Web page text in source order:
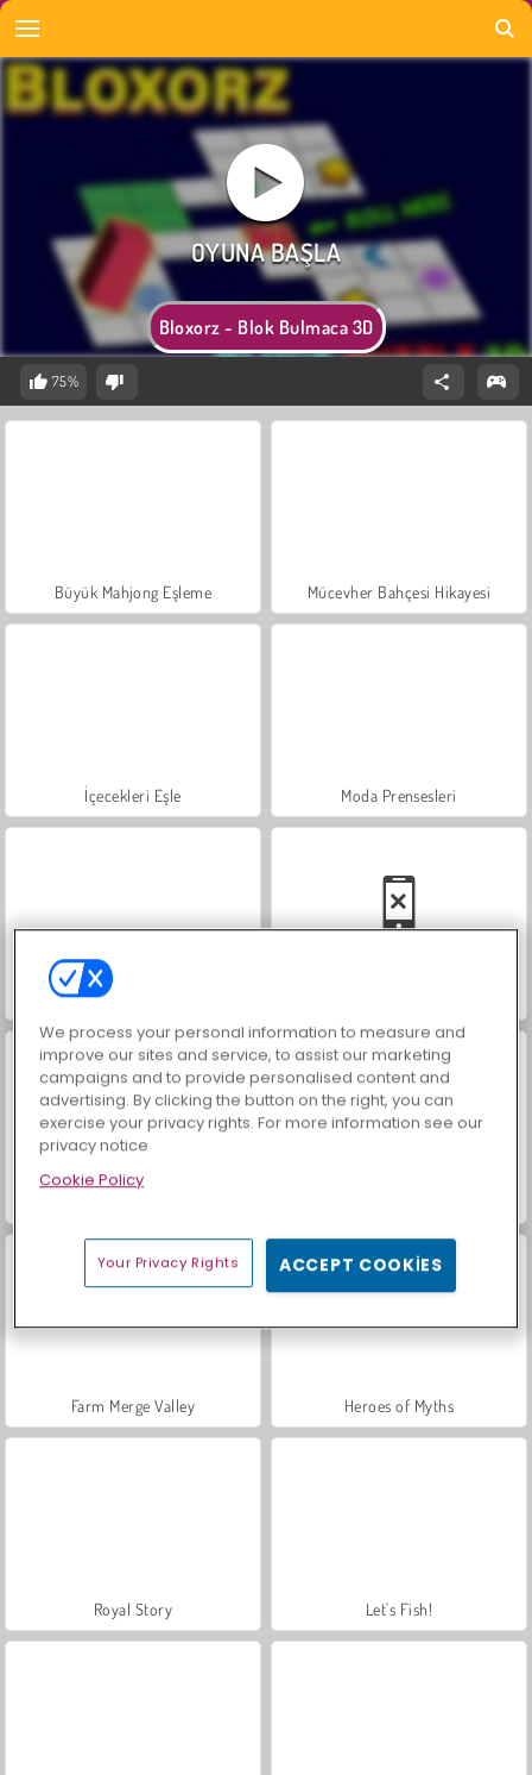
Bloxorz - Blok Bulmaca 3D
75%
Büyük Mahjong Eşleme Mücevher Bahçesi Hikayesi
İçecekleri Eşle Moda Prensesleri
Scala 40
Farm Merge Valley Heroes of Myths
Royal Story Let's Fish!
We process your personal information to measure and
improve our sites and service, to assist our marketing
campaigns and to provide personalised content and
advertising. By clicking the button on the right, you can
exercise your privacy rights. For more information see our
privacy notice
Cookie Policy
Your Privacy Rights ACCEPT COOKIES